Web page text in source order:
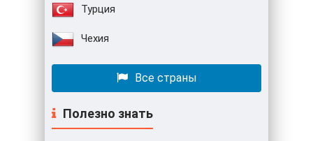
Турция
Чехия
Все страны
Полезно знать